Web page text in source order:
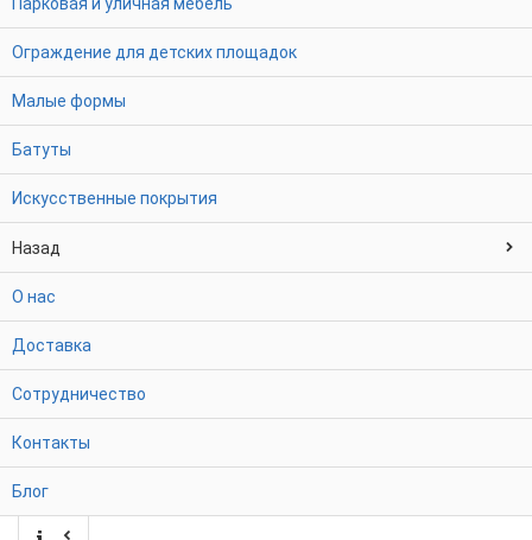
Ограждение для детских площадок
Малые формы
Батуты
Искусственные покрытия
Назад
О нас
Доставка
Сотрудничество
Контакты
Блог